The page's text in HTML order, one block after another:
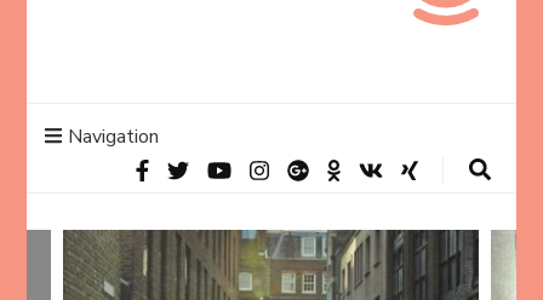
Navigation